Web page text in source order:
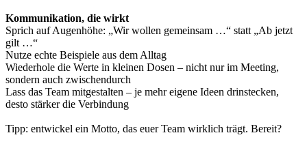
Kommunikation, die wirkt
Sprich auf Augenhöhe: „Wir wollen gemeinsam …“ statt „Ab jetzt
gilt …“
Nutze echte Beispiele aus dem Alltag
Wiederhole die Werte in kleinen Dosen – nicht nur im Meeting,
sondern auch zwischendurch
Lass das Team mitgestalten – je mehr eigene Ideen drinstecken,
desto stärker die Verbindung
Tipp: entwickel ein Motto, das euer Team wirklich trägt. Bereit?